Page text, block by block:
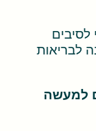
לבריאות
למעשה